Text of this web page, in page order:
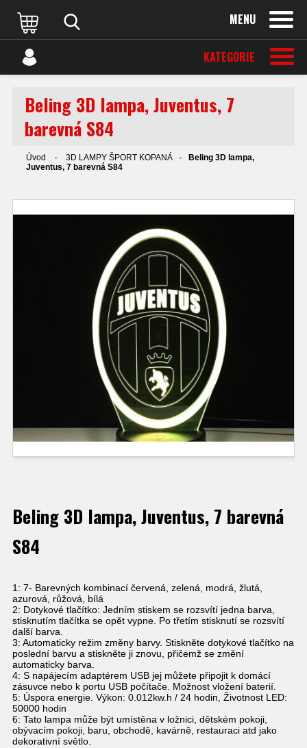
MENU
KATEGORIE
Beling 3D lampa, Juventus, 7
barevná S84
Úvod 3D LAMPY ŠPORT KOPANÁ
Beling 3D lampa,
Juventus, 7 barevná S84
Beling 3D lampa, Juventus, 7 barevná
S84
1: 7- Barevných kombinací červená, zelená, modrá, žlutá,
azurová, růžová, bílá
2: Dotykové tlačítko: Jedním stiskem se rozsvítí jedna barva,
stisknutím tlačítka se opět vypne. Po třetím stisknutí se rozsvítí
další barva.
3: Automaticky režim změny barvy. Stiskněte dotykové tlačítko na
poslední barvu a stiskněte ji znovu, přičemž se změní
automaticky barva.
4: S napájecím adaptérem USB jej můžete připojit k domácí
zásuvce nebo k portu USB počítače. Možnost vložení baterií.
5: Úspora energie. Výkon: 0.012kw.h / 24 hodin, Životnost LED:
50000 hodin
6: Tato lampa může být umístěna v ložnici, dětském pokoji,
obývacím pokoji, baru, obchodě, kavárně, restauraci atd jako
dekorativní světlo.